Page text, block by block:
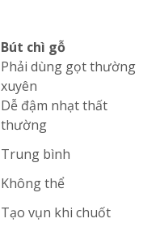
Bút chì gỗ
Phải dùng gọt thường
xuyên
Dễ đậm nhạt thất
thường
Trung bình
Không thể
Tạo vụn khi chuốt